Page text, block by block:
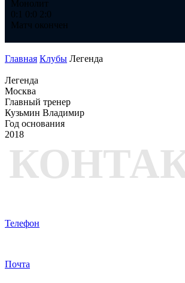
Монолит
0:1 0:0 2:0
Матч окончен
Главная Клубы Легенда
Легенда
Москва
Главный тренер
Кузьмин Владимир
Год основания
2018
Телефон
Почта